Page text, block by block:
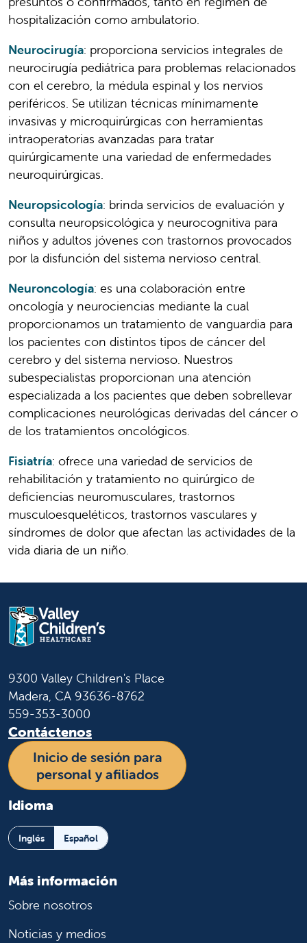
hospitalización como ambulatorio.
Neurocirugía: proporciona servicios integrales de
neurocirugía pediátrica para problemas relacionados
con el cerebro, la médula espinal y los nervios
periféricos. Se utilizan técnicas mínimamente
invasivas y microquirúrgicas con herramientas
intraoperatorias avanzadas para tratar
quirúrgicamente una variedad de enfermedades
neuroquirúrgicas.
Neuropsicología: brinda servicios de evaluación y
consulta neuropsicológica y neurocognitiva para
niños y adultos jóvenes con trastornos provocados
por la disfunción del sistema nervioso central.
Neuroncología: es una colaboración entre
oncología y neurociencias mediante la cual
proporcionamos un tratamiento de vanguardia para
los pacientes con distintos tipos de cáncer del
cerebro y del sistema nervioso. Nuestros
subespecialistas proporcionan una atención
especializada a los pacientes que deben sobrellevar
complicaciones neurológicas derivadas del cáncer o
de los tratamientos oncológicos.
Fisiatría: ofrece una variedad de servicios de
rehabilitación y tratamiento no quirúrgico de
deficiencias neuromusculares, trastornos
musculoesqueléticos, trastornos vasculares y
síndromes de dolor que afectan las actividades de la
vida diaria de un niño.
9300 Valley Children's Place
Madera, CA 93636-8762
559-353-3000
Contáctenos
Inicio de sesión para
personal y afiliados
Idioma
Inglés Español
Más información
Sobre nosotros
Noticias y medios